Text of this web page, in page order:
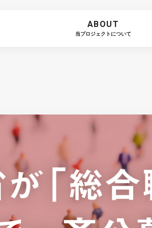
ABOUT
当プロジェクトについて